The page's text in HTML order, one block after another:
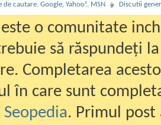
de cautare. Google, Yahoo!, MSN Discutii
este o comunitate
să răspundeți
Completarea
în care sunt
. Primul